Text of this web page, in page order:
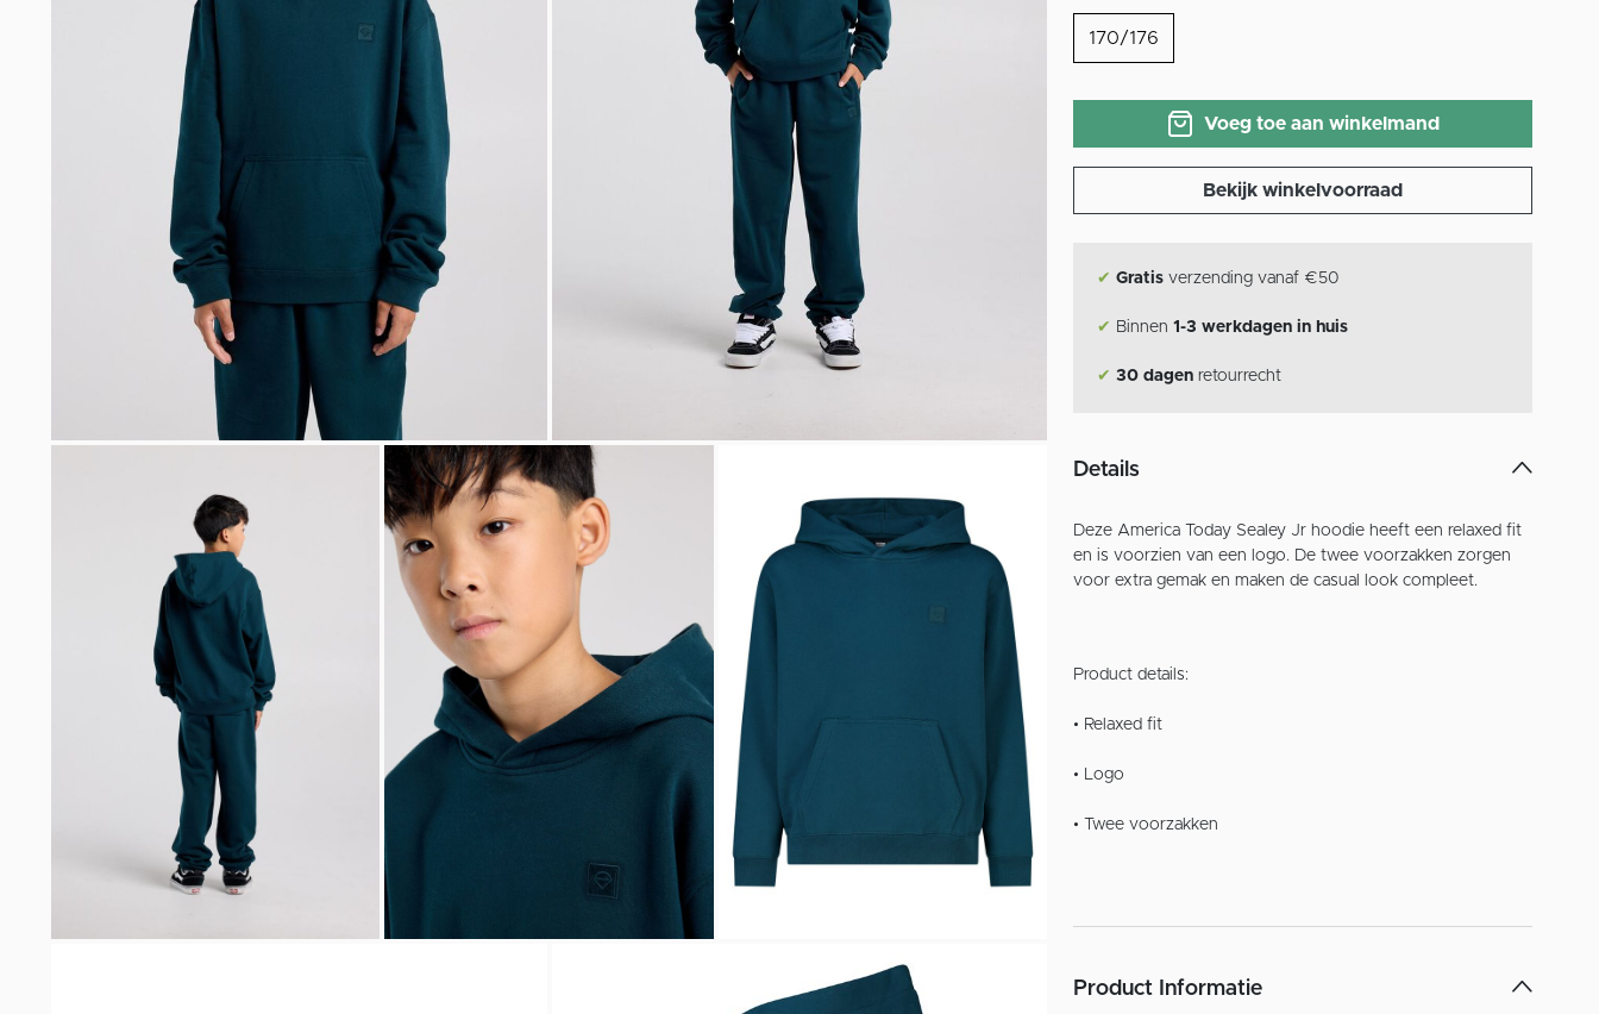
170/176
Voeg toe aan winkelmand
Bekijk winkelvoorraad
✔ Gratis verzending vanaf €50
✔ Binnen1-3 werkdagen in huis
✔ 30 dagen retourrecht
Details
Deze America Today Sealey Jr hoodie heeft een relaxed fit
en is voorzien van een logo. De twee voorzakken zorgen
voor extra gemak en maken de casual look compleet.
Product details:
• Relaxed fit
• Logo
• Twee voorzakken
Product Informatie